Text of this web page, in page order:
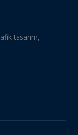
tasarım,